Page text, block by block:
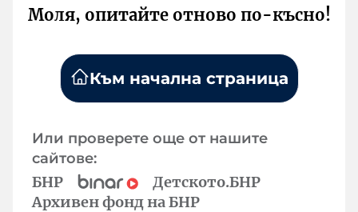
Моля, опитайте отново по-късно!
Към начална страница
Или проверете още от нашите
сайтове:
БНР
Детското.БНР
Архивен фонд на БНР